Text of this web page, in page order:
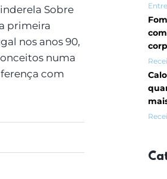
Sobre
primeira
nos anos 90,
numa
com